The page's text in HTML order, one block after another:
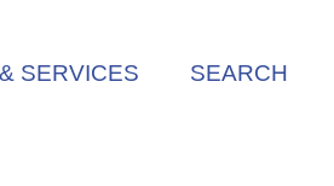
SERVICES SEARCH